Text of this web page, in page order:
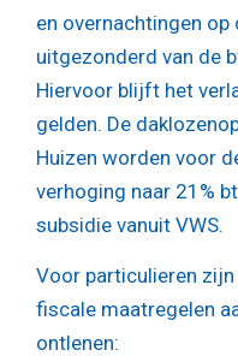
en overnachtingen
uitgezonderd van de
Hiervoor blijft het
gelden. De
Huizen worden voor
verhoging naar 21%
subsidie vanuit VWS.
Voor particulieren
fiscale maatregelen
ontlenen: